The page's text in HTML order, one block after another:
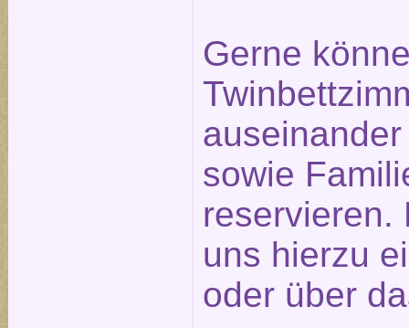
Gerne
sowie
reservieren.
uns hierzu
oder über